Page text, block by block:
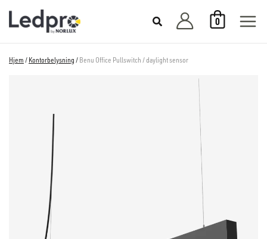
rett
0
Hjem / Kontorbelysning / Benu Office Pullswitch / daylight sensor